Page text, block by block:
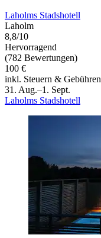
Laholms Stadshotell
Laholm
8,8/10
Hervorragend
(782 Bewertungen)
100 €
inkl. Steuern & Gebühren
31. Aug.–1. Sept.
Laholms Stadshotell